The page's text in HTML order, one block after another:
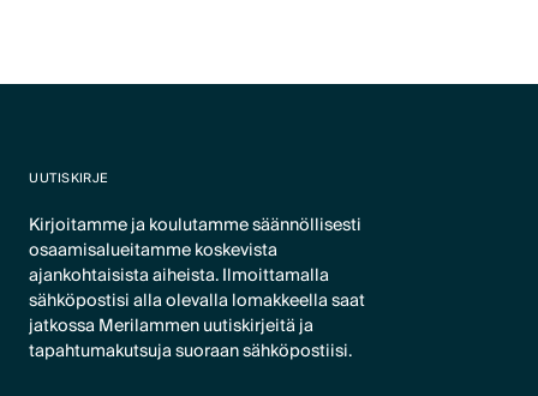
UUTISKIRJE
Kirjoitamme ja koulutamme säännöllisesti
osaamisalueitamme koskevista
ajankohtaisista aiheista. Ilmoittamalla
sähköpostisi alla olevalla lomakkeella saat
jatkossa Merilammen uutiskirjeitä ja
tapahtumakutsuja suoraan sähköpostiisi.